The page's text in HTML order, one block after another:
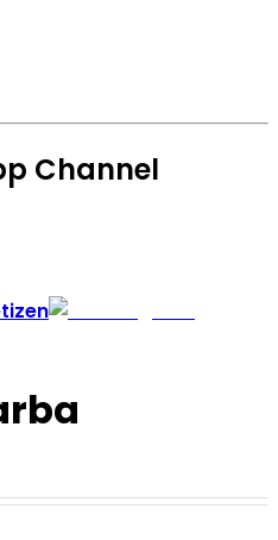
Channel